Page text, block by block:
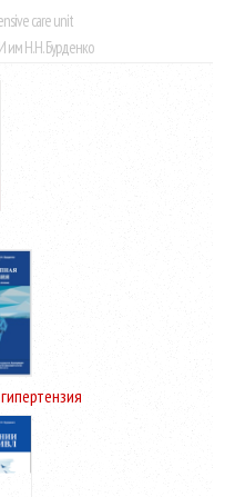
care unit
им Н.Н. Бурденко